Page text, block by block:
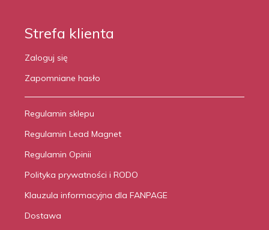
Strefa klienta
Zaloguj się
Zapomniane hasło
Regulamin sklepu
Regulamin Lead Magnet
Regulamin Opinii
Polityka prywatności i RODO
Klauzula informacyjna dla FANPAGE
Dostawa